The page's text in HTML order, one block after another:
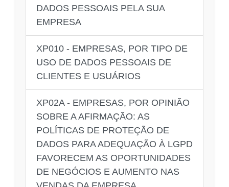
DADOS PESSOAIS PELA SUA
EMPRESA
XP010 - EMPRESAS, POR TIPO DE
USO DE DADOS PESSOAIS DE
CLIENTES E USUÁRIOS
XP02A - EMPRESAS, POR OPINIÃO
SOBRE A AFIRMAÇÃO: AS
POLÍTICAS DE PROTEÇÃO DE
DADOS PARA ADEQUAÇÃO À LGPD
FAVORECEM AS OPORTUNIDADES
DE NEGÓCIOS E AUMENTO NAS